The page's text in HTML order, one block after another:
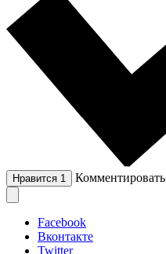
Нравится 1 Комментировать
Facebook
Вконтакте
Twitter